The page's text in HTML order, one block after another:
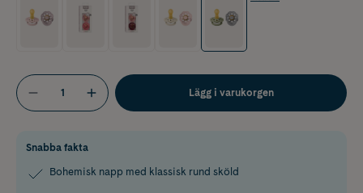
Lägg i varukorgen
Snabba fakta
Bohemisk napp med klassisk rund sköld